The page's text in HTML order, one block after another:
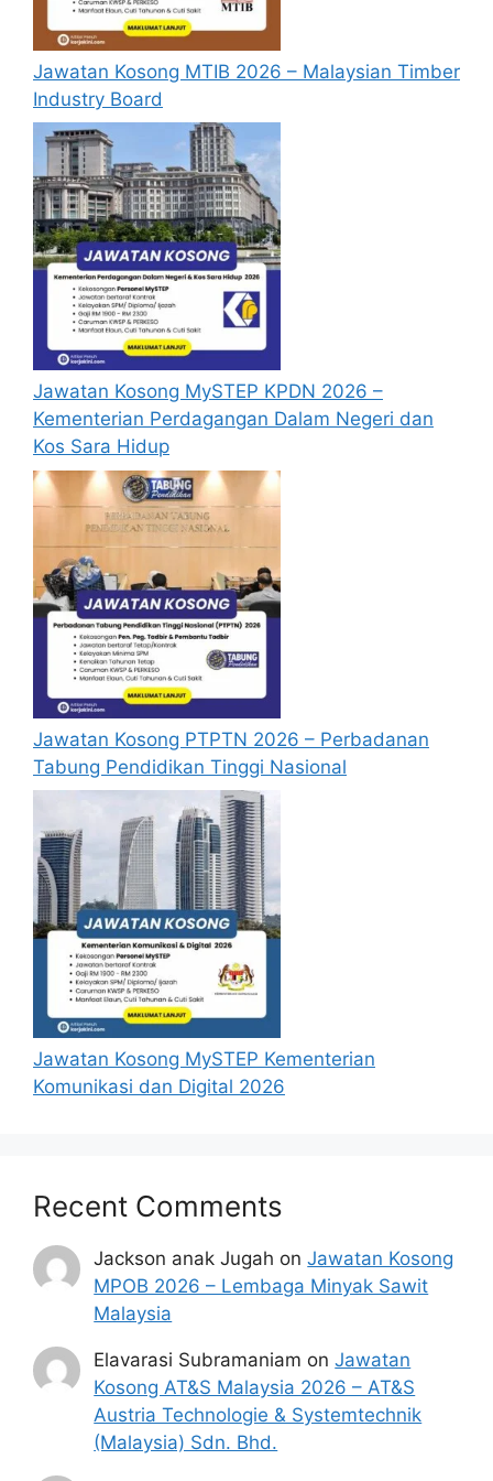
mengisi segala maklumat yang diminta
dengan lengkap dan tepat.
Perlu diingatkan, hanya pemohon yang
layak sahaja akan dipanggil ke
temuduga. Sila lengkapkan dan
kemaskini maklumat anda yang telah
didaftarkan. Permohonan yang tidak
menerima sebarang jawapan selepas
bulandari tarikh iklan ditutup hendaklah
menganggap permohonan mereka tidak
berjaya.
Mohon Online
Jawatan Kosong MTIB 2026 – Malaysian Timber
Industry Board
Jawatan Kosong MySTEP KPDN 2026 –
Kementerian Perdagangan Dalam Negeri dan
Kos Sara Hidup
Jawatan Kosong PTPTN 2026 – Perbadanan
Tabung Pendidikan Tinggi Nasional
Jawatan Kosong MySTEP Kementerian
Komunikasi dan Digital 2026
Recent Comments
Jackson anak Jugah onJawatan Kosong
MPOB 2026 – Lembaga Minyak Sawit
Malaysia
Elavarasi Subramaniam onJawatan
Kosong AT&S Malaysia 2026 – AT&S
Austria Technologie & Systemtechnik
(Malaysia) Sdn. Bhd.